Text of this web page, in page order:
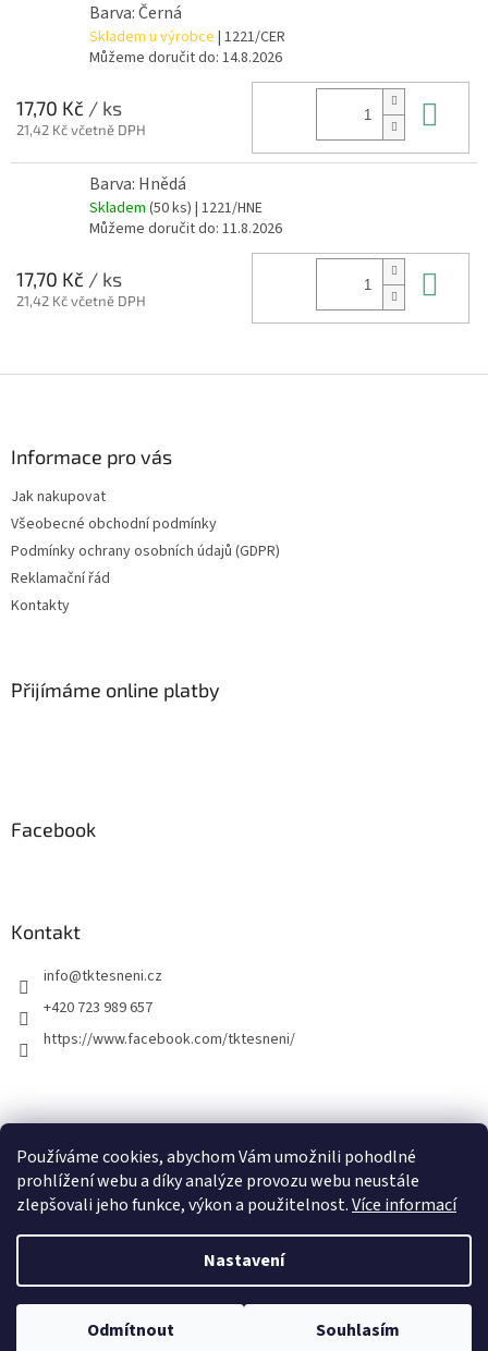
Používáme cookies, abychom Vám umožnili pohodlné
prohlížení webu a díky analýze provozu webu neustále
zlepšovali jeho funkce, výkon a použitelnost.Více informací
Nastavení
Odmítnout Souhlasím
Nenašli jste co jste hledali? E-shop je stále v úpravách a proto se může
stát, že nenajdete co jste hledali. Napište nám na info@tktesneni.cz.
Pomůžeme Vám a nabídneme cenu a termín i na položky, které jste na
Barva: Černá
Skladem u výrobce | 1221/CER
Můžeme doručit do: 14.8.2026
17,70 Kč / ks
21,42 Kč včetně DPH
Barva: Hnědá
Skladem (50 ks) | 1221/HNE
Můžeme doručit do: 11.8.2026
17,70 Kč / ks
21,42 Kč včetně DPH
Informace pro vás
Jak nakupovat
Všeobecné obchodní podmínky
Podmínky ochrany osobních údajů (GDPR)
Reklamační řád
Kontakty
Přijímáme online platby
Facebook
Kontakt
info@tktesneni.cz
+420 723 989 657
https://www.facebook.com/tktesneni/
Copyright 2026Tomáš Karlík - prodej a výroba těsnění. Všechna